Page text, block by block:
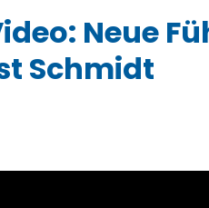
Neue
Schmidt